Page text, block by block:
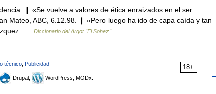
❙ «Se vuelve a valores de ética enraizados en el ser
Mateo, ABC, 6.12.98. ❙ «Pero luego ha ido de capa caída y tan
…
Diccionario del Argot "El Sohez"
18+
técnico Publicidad
Drupal, WordPress, MODx.